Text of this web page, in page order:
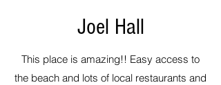
Joel Hall
This place is amazing!! Easy access to
the beach and lots of local restaurants and